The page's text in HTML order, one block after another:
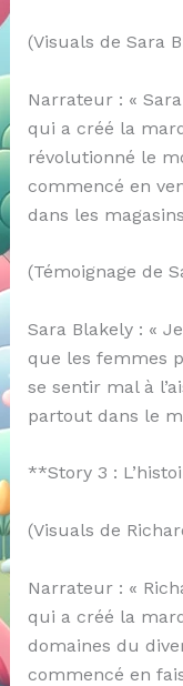
(Visuals de Sara
Narrateur : «
qui a créé la
révolutionné le
commencé en
dans les
(Témoignage de
Sara Blakely : «
que les femmes
se sentir mal à
partout dans le
**Story 3 :
(Visuals de
Narrateur : «
qui a créé la
domaines du
commencé en